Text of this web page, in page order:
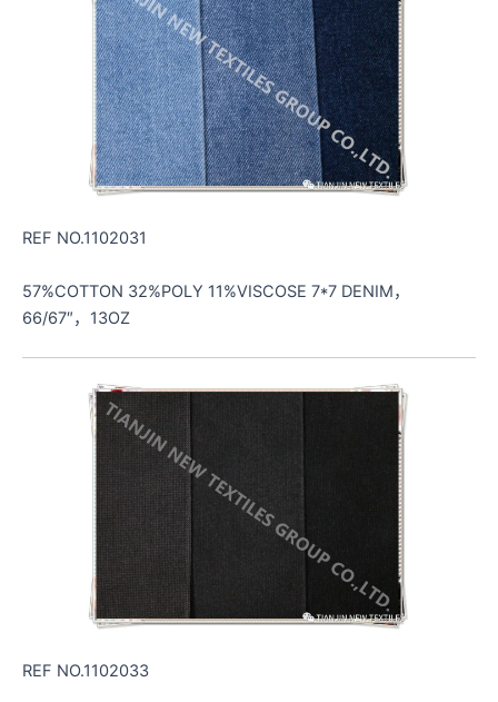
REF NO.1102031
57%COTTON 32%POLY 11%VISCOSE 7*7 DENIM，
66/67″，13OZ
REF NO.1102033